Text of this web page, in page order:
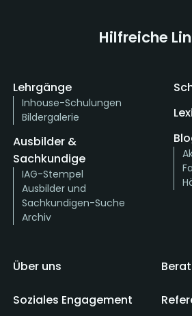
Hilfreiche
Lehrgänge
Inhouse-Schulungen
Bildergalerie
Ausbilder &
Sachkundige
IAG-Stempel
Ausbilder und
Sachkundigen-Suche
Archiv
Über uns
Soziales Engagement